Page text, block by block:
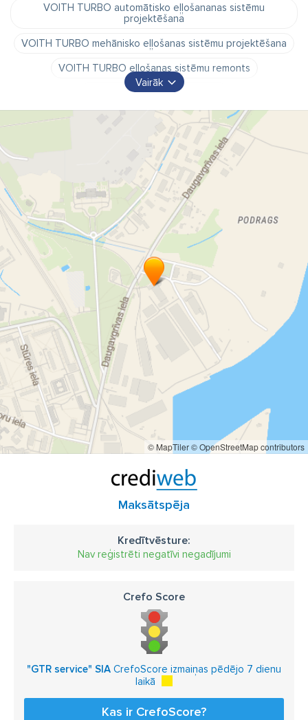
VOITH TURBO automātisko eļļošananas sistēmu
projektēšana
VOITH TURBO mehānisko eļļošanas sistēmu projektēšana
VOITH TURBO eļļošanas sistēmu remonts
eļļošanas sistēmu diagnostika
eļļošanas sistēmu montāža
eļļošanas sistēmu remonts Rīgā
Autoserviss Rīgā
Vairāk
© MapTiler© OpenStreetMap contributors
Maksātspēja
Kredītvēsture:
Nav reģistrēti negatīvi negadījumi
Crefo Score
"GTR service" SIA CrefoScore izmaiņas pēdējo 7 dienu
laikā
Kas ir CrefoScore?